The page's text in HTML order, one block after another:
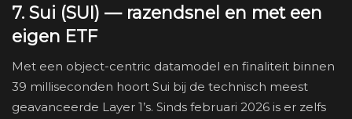
7. Sui (SUI) — razendsnel en met een
eigen ETF
Met een object-centric datamodel en finaliteit binnen
39 milliseconden hoort Sui bij de technisch meest
geavanceerde Layer 1’s. Sinds februari 2026 is er zelfs